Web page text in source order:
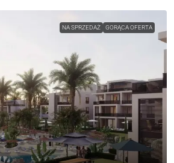
NA SPRZEDAŻ GORĄCA OFERTA